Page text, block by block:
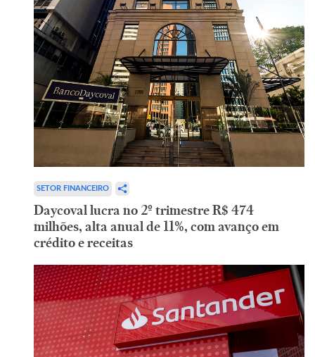
SETOR FINANCEIRO
Daycoval lucra no 2º trimestre R$ 474
milhões, alta anual de 11%, com avanço em
crédito e receitas